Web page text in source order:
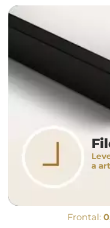
a
Frontal: